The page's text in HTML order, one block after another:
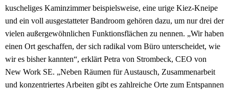
kuscheliges Kaminzimmer beispielsweise, eine urige Kiez-Kneipe
und ein voll ausgestatteter Bandroom gehören dazu, um nur drei der
vielen außergewöhnlichen Funktionsflächen zu nennen. „Wir haben
einen Ort geschaffen, der sich radikal vom Büro unterscheidet, wie
wir es bisher kannten“, erklärt Petra von Strombeck, CEO von
New Work SE. „Neben Räumen für Austausch, Zusammenarbeit
und konzentriertes Arbeiten gibt es zahlreiche Orte zum Entspannen